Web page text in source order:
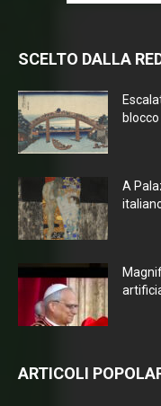
SCELTO DALLA
A
ARTICOLI